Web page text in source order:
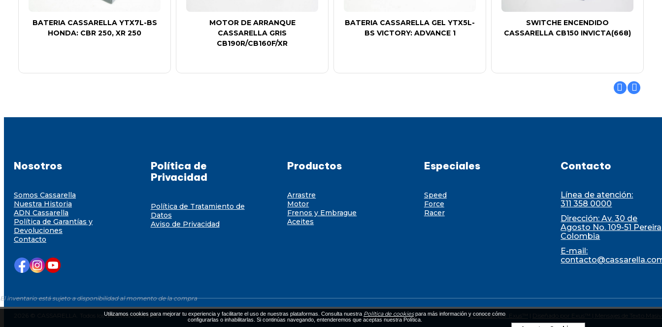
El inventario está sujeto a disponibilidad al momento de la compra
BATERIA CASSARELLA YTX7L-BS
HONDA: CBR 250, XR 250
MOTOR DE ARRANQUE
CASSARELLA GRIS
CB190R/CB160F/XR
BATERIA CASSARELLA GEL YTX5L-
BS VICTORY: ADVANCE 1
SWITCHE ENCENDIDO
CASSARELLA CB150 INVICTA(668)
Nosotros
Somos Cassarella
Nuestra Historia
ADN Cassarella
Política de Garantías y
Devoluciones
Contacto
Política de
Privacidad
Política de Tratamiento de
Datos
Aviso de Privacidad
Productos
Arrastre
Motor
Frenos y Embrague
Aceites
Especiales
Speed
Force
Racer
Contacto
Línea de atención:
311 358 0000
Dirección: Av. 30 de
Agosto No. 109-51
Colombia
E-mail:
2026 © CASSARELLA. Todos los derechos resevados Diseñado por Exus™ Diseñado por Exus™ | Mensajes de Texto
Utilizamos cookies para mejorar tu experiencia y facilitarte el uso de nuestras plataformas. Consulta nuestra Política de cookiespara más información y conoce cómo
configurarlas o inhabilitarlas. Si continúas navegando, entenderemos que aceptas nuestra Política.